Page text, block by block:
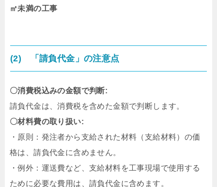
㎡未満の工事
(2) 「請負代金」の注意点
〇消費税込みの金額で判断:
請負代金は、消費税を含めた金額で判断します。
〇材料費の取り扱い:
・原則：発注者から支給された材料（支給材料）の価
格は、請負代金に含めません。
・例外：運送費など、支給材料を工事現場で使用する
ために必要な費用は、請負代金に含めます。